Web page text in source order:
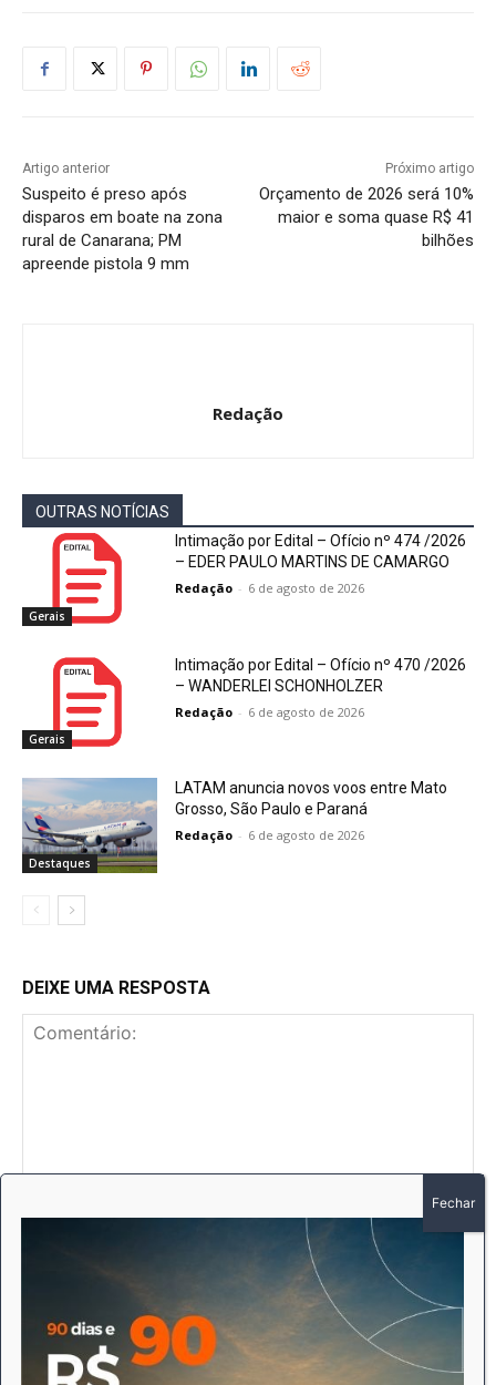
Artigo anterior
Suspeito é preso após
disparos em boate na zona
rural de Canarana; PM
apreende pistola 9 mm
Próximo artigo
Orçamento de 2026 será 10%
maior e soma quase R$ 41
bilhões
Redação
OUTRAS NOTÍCIAS
Gerais
Intimação por Edital – Ofício nº 474 /2026
– EDER PAULO MARTINS DE CAMARGO
Redação - 6 de agosto de 2026
Gerais
Intimação por Edital – Ofício nº 470 /2026
– WANDERLEI SCHONHOLZER
Redação - 6 de agosto de 2026
Destaques
LATAM anuncia novos voos entre Mato
Grosso, São Paulo e Paraná
Redação - 6 de agosto de 2026
DEIXE UMA RESPOSTA